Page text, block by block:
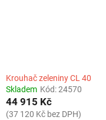
Krouhač zeleniny CL 40
Skladem Kód:24570
44 915 Kč
(37 120 Kč bez DPH)